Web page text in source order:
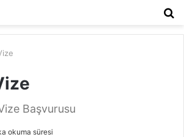
Başvurusu
okuma süresi